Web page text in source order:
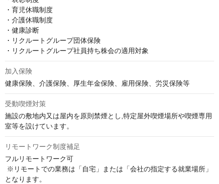
・育児休職制度
・介護休職制度
・健康診断
・リクルートグループ団体保険
・リクルートグループ社員持ち株会の適用対象
加入保険
健康保険、介護保険、厚生年金保険、雇用保険、労災保険等
受動喫煙対策
施設の敷地内又は屋内を原則禁煙とし,特定屋外喫煙場所や喫煙専用
室等を設けています。
リモートワーク制度補足
フルリモートワーク可
となります。